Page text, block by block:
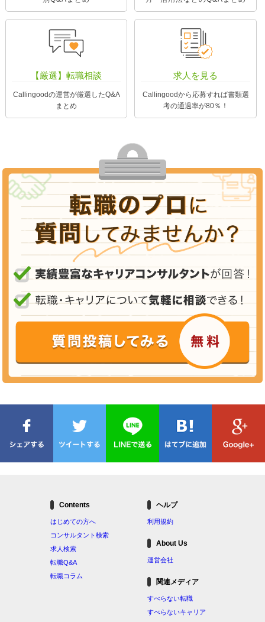
【厳選】転職相談
Callingoodの運営が厳選したQ&A
まとめ
求人を見る
Callingoodから応募すれば書類選
考の通過率が80％！
Contents
はじめての方へ
コンサルタント検索
求人検索
転職Q&A
転職コラム
ヘルプ
利用規約
About Us
運営会社
関連メディア
すべらない転職
すべらないキャリア